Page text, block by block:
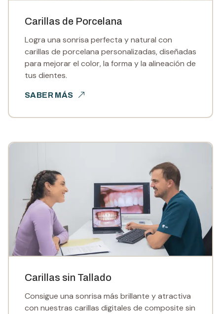
Carillas de Porcelana
Logra una sonrisa perfecta y natural con
carillas de porcelana personalizadas, diseñadas
para mejorar el color, la forma y la alineación de
tus dientes.
SABER MÁS
Carillas sin Tallado
Consigue una sonrisa más brillante y atractiva
con nuestras carillas digitales de composite sin